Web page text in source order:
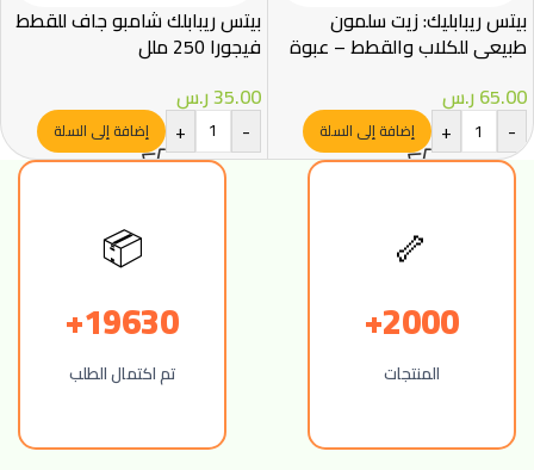
بيتس ريبابليك: زيت سلمون
طبيعي للكلاب والقطط – عبوة
65.00ر.س
-
+ إضافة إلى السلة
بيتس ريبابلك شامبو جاف للقطط
فيجورا 250 ملل
35.00ر.س
-
+ إضافة إلى السلة
🦴
2000+
المنتجات
📦
19630+
تم اكتمال الطلب